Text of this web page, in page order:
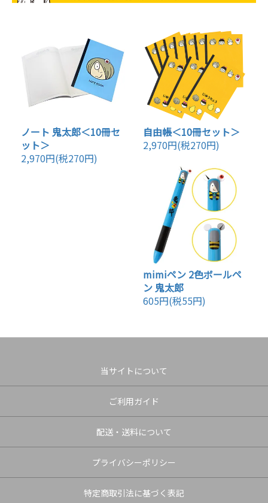
ノート 鬼太郎＜10冊セ
ット＞
2,970円(税270円)
自由帳＜10冊セット＞
2,970円(税270円)
mimiペン 2色ボールペ
ン 鬼太郎
605円(税55円)
当サイトについて
ご利用ガイド
配送・送料について
プライバシーポリシー
特定商取引法に基づく表記